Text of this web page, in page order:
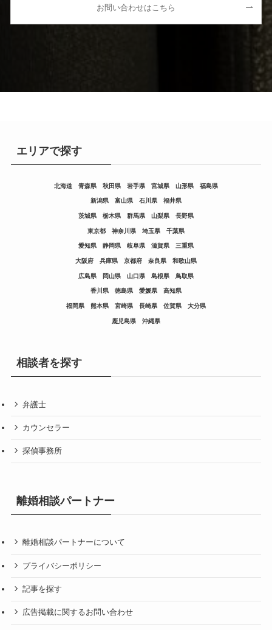
お問い合わせはこちら
エリアで探す
北海道 青森県 秋田県 岩手県 宮城県 山形県 福島県
新潟県 富山県 石川県 福井県
茨城県 栃木県 群馬県 山梨県 長野県
東京都 神奈川県 埼玉県 千葉県
愛知県 静岡県 岐阜県 滋賀県 三重県
大阪府 兵庫県 京都府 奈良県 和歌山県
広島県 岡山県 山口県 島根県 鳥取県
香川県 徳島県 愛媛県 高知県
福岡県 熊本県 宮崎県 長崎県 佐賀県 大分県
鹿児島県 沖縄県
相談者を探す
弁護士
カウンセラー
探偵事務所
離婚相談パートナー
離婚相談パートナーについて
プライバシーポリシー
記事を探す
広告掲載に関するお問い合わせ